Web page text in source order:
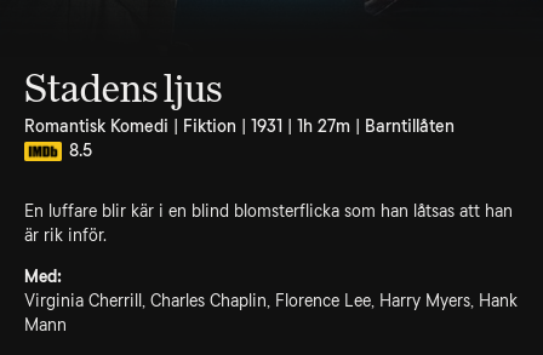
Stadens ljus
Romantisk Komedi | Fiktion | 1931 | 1h 27m | Barntillåten
8.5
En luffare blir kär i en blind blomsterflicka som han låtsas att han
är rik inför.
Med:
Virginia Cherrill, Charles Chaplin, Florence Lee, Harry Myers, Hank
Mann